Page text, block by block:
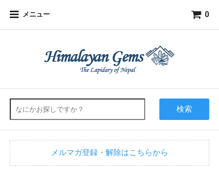
メニュー 0
検索
メルマガ登録・解除はこちらから